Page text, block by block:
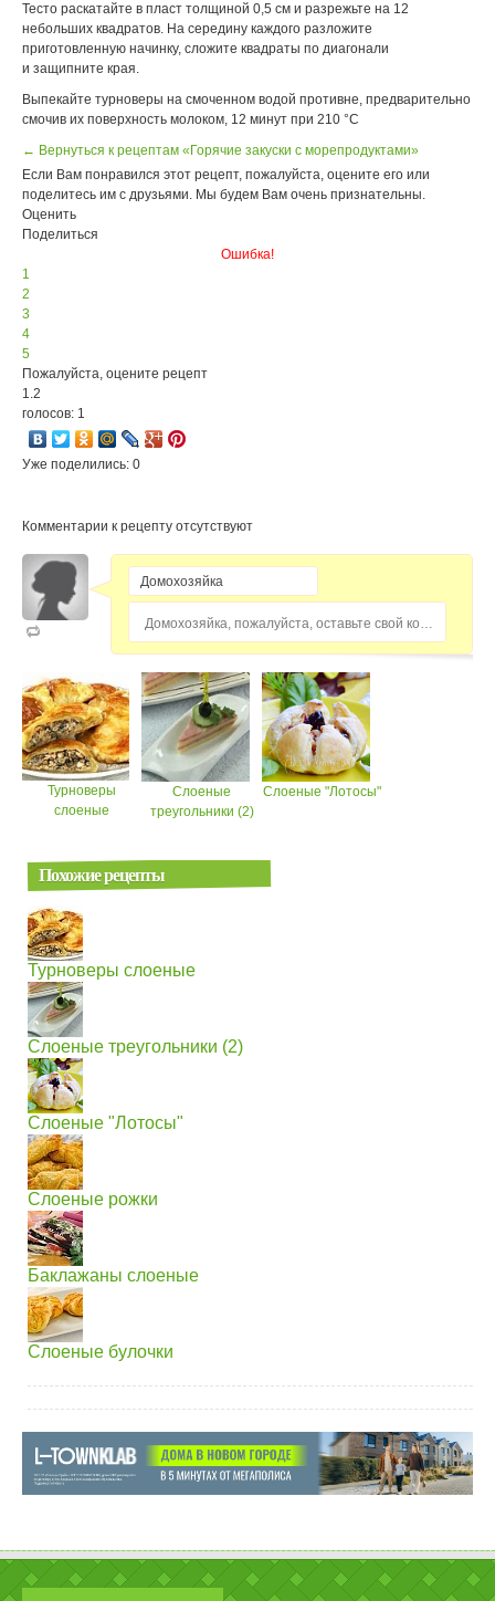
Тесто раскатайте в пласт толщиной 0,5 см и разрежьте на 12
небольших квадратов. На середину каждого разложите
приготовленную начинку, сложите квадраты по диагонали
и защипните края.
Выпекайте турноверы на смоченном водой противне, предварительно
смочив их поверхность молоком, 12 минут при 210 °С
← Вернуться к рецептам «Горячие закуски с морепродуктами»
Если Вам понравился этот рецепт, пожалуйста, оцените его или
поделитесь им с друзьями. Мы будем Вам очень признательны.
Оценить
Поделиться
Ошибка!
1
2
3
4
5
Пожалуйста, оцените рецепт
1.2
голосов: 1
Уже поделились: 0
Комментарии к рецепту отсутствуют
Домохозяйка, пожалуйста, оставьте свой комментарий...
Турноверы
слоеные
Слоеные
треугольники (2)
Слоеные "Лотосы"
Похожие рецепты
Турноверы слоеные
Слоеные треугольники (2)
Слоеные "Лотосы"
Слоеные рожки
Баклажаны слоеные
Слоеные булочки